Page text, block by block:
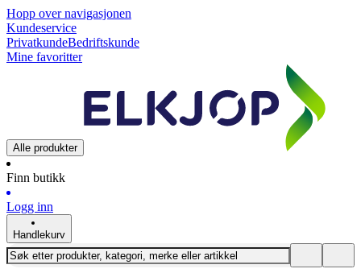
Hopp over navigasjonen
Kundeservice
PrivatkundeBedriftskunde
Mine favoritter
Alle produkter
Finn butikk
Logg inn
Handlekurv